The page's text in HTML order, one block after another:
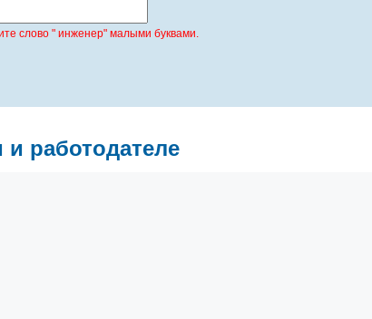
слово " инженер" малыми буквами.
работодателе